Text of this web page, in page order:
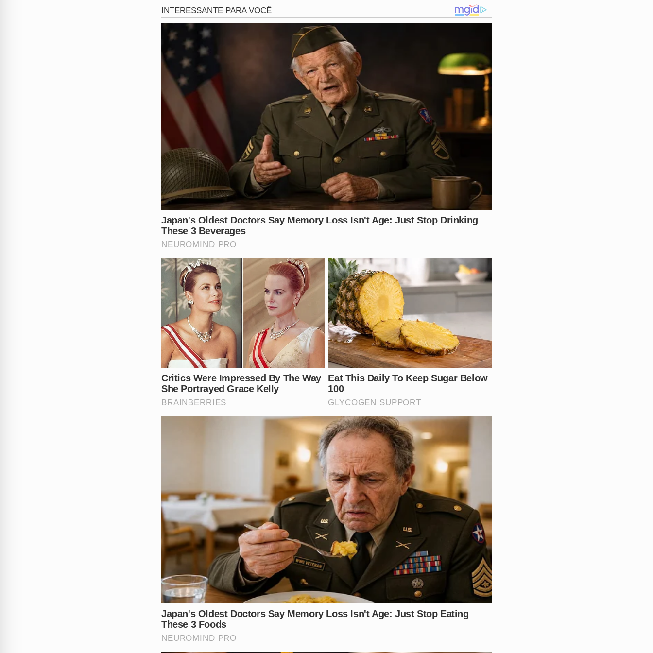
chegaram com um bombeiro, levaram a influencer pro hospital e o
cantor gospel foi preso na hora.
Histórico de violência doméstica
Mas não é a primeira vez que esse monstro se envolve em confusão. Em 2024, Rick já havia sidopreso na Flórida
por empurrar a esposa, que bateu a cabeça numa quina.
Na ocasião, pagou uma fiança de US$ 100 mil e foi solto.
Carreira e repercussão
Rick Eleotério é tecladista e tem mais de55 mil seguidores
nas redes. O irmão dele também é famoso no meio
gospel, com mais de um milhão de fãs.
Agora o músico vai ter que explicar pra justiça porque acha que pode levantar a mão pra mulher.